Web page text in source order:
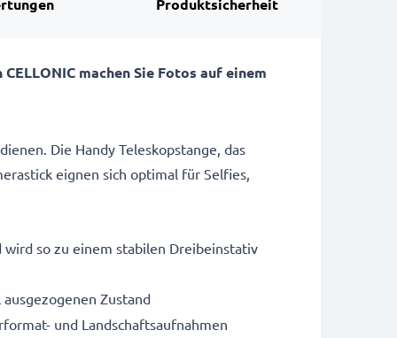
Produktsicherheit
machen Sie Fotos auf einem
Die Handy Teleskopstange, das
eignen sich optimal für Selfies,
wird so zu einem stabilen Dreibeinstativ
Zustand
und Landschaftsaufnahmen